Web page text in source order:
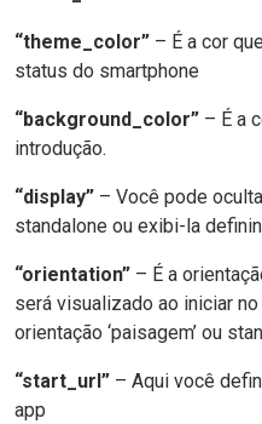
“theme_color” – É a cor
status do smartphone
“background_color” – É a
introdução.
“display” – Você pode
standalone ou exibi-la
“orientation” – É a
será visualizado ao iniciar
orientação ‘paisagem’ ou
“start_url” – Aqui você
app